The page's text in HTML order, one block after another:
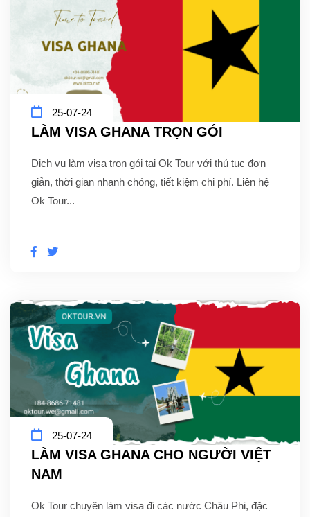
25-07-24
LÀM VISA GHANA TRỌN GÓI
Dịch vụ làm visa trọn gói tại Ok Tour với thủ tục đơn
giản, thời gian nhanh chóng, tiết kiệm chi phí. Liên hệ
Ok Tour...
25-07-24
LÀM VISA GHANA CHO NGƯỜI VIỆT
NAM
Ok Tour chuyên làm visa đi các nước Châu Phi, đặc